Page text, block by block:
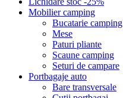
Mobilier camping
Bucatarie camping
Mese
Paturi pliante
Scaune camping
Seturi de campare
Portbagaje auto
Bare transversale